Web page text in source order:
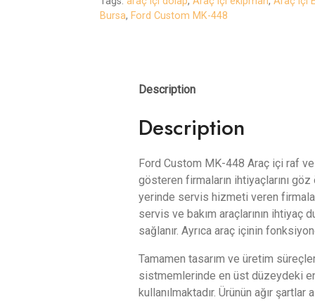
Bursa, Ford Custom MK-448
Description
Description
Ford Custom MK-448 Araç içi raf
gösteren firmaların ihtiyaçlarını
yerinde servis hizmeti veren
servis ve bakım araçlarının ihtiyaç
sağlanır. Ayrıca araç içinin
Tamamen tasarım ve üretim
sistmemlerinde en üst düzeydeki
kullanılmaktadır. Ürünün ağır şartlar